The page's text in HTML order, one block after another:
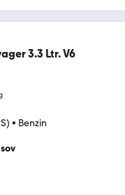
3.3 Ltr. V6
• Benzin